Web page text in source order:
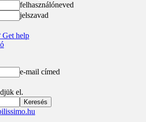
felhasználóneved
jelszavad
Get help
e-mail címed
el.